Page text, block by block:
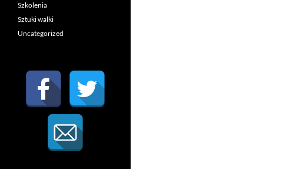
Szkolenia
Sztuki walki
Uncategorized